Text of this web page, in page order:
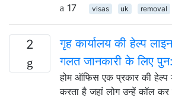
17
visas uk removal
2
गृह कार्यालय की हेल्प
गलत जानकारी के लिए
होम ऑफिस एक प्रकार की हेल्प
करता है जहां लोग उन्हें कॉल